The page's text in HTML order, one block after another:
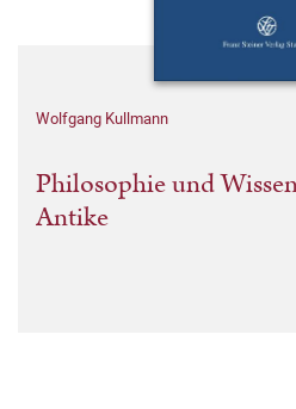
Wolfgang Kullmann
Philosophie und
Antike